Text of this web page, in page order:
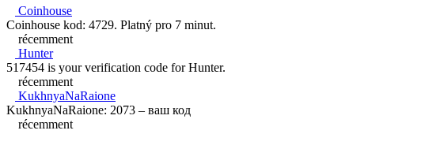
Coinhouse
Coinhouse kod: 4729. Platný pro 7 minut.
récemment
Hunter
517454 is your verification code for Hunter.
récemment
KukhnyaNaRaione
KukhnyaNaRaione: 2073 – ваш код
récemment